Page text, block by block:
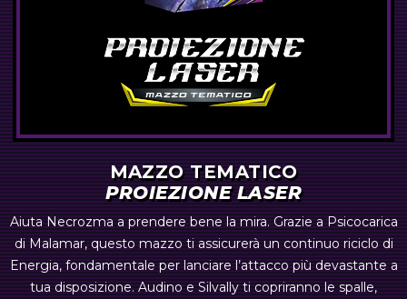
MAZZO TEMATICO
PROIEZIONE LASER
Aiuta Necrozma a prendere bene la mira. Grazie a Psicocarica
di Malamar, questo mazzo ti assicurerà un continuo riciclo di
Energia, fondamentale per lanciare l’attacco più devastante a
tua disposizione. Audino e Silvally ti copriranno le spalle,